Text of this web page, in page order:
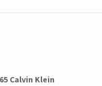
Calvin Klein